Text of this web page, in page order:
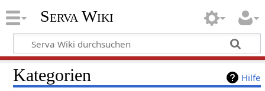
Serva Wiki
Hilfe
Kategorien